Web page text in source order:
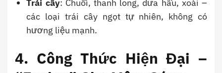
Trái cây: Chuối, thanh long, dưa hấu, xoài –
các loại trái cây ngọt tự nhiên, không có
hương liệu mạnh.
4. Công Thức Hiện Đại –